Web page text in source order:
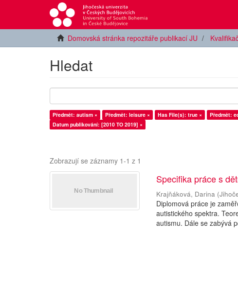
Domovská stránka repozitáře publikací JU
Hledat
Předmět: autism × Předmět: leisure × Has File(s): true × Předmět:
Datum publikování: [2010 TO 2019] ×
Zobrazují se záznamy 1-1 z 1
Specifika práce s
Krajňáková, Darina (
Diplomová práce je
autistického spektra.
autismu. Dále se zabývá